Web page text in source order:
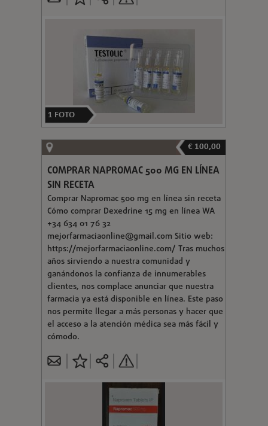
1 FOTO
€ 100,00
COMPRAR NAPROMAC 500 MG EN LÍNEA
SIN RECETA
Comprar Napromac 500 mg en línea sin receta
Cómo comprar Dexedrine 15 mg en línea WA
+34 634 01 76 32
mejorfarmaciaonline@gmail.com Sitio web:
https://mejorfarmaciaonline.com/ Tras muchos
años sirviendo a nuestra comunidad y
ganándonos la confianza de innumerables
clientes, nos complace anunciar que nuestra
farmacia ya está disponible en línea. Este paso
nos permite llegar a más personas y hacer que
el acceso a la atención médica sea más fácil y
cómodo.